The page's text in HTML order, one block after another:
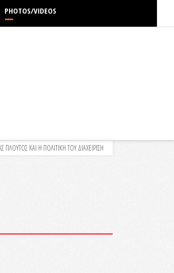
PHOTOS/VIDEOS
ΚΑΙ Η ΠΟΛΙΤΙΚΗ ΤΟΥ ΔΙΑΧΕΙΡΙΣΗ